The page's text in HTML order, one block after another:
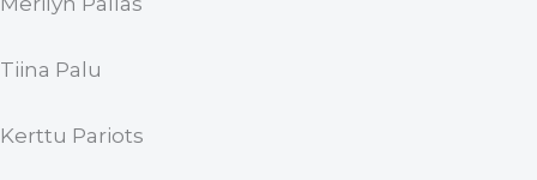
Tiina Palu
Kerttu Pariots